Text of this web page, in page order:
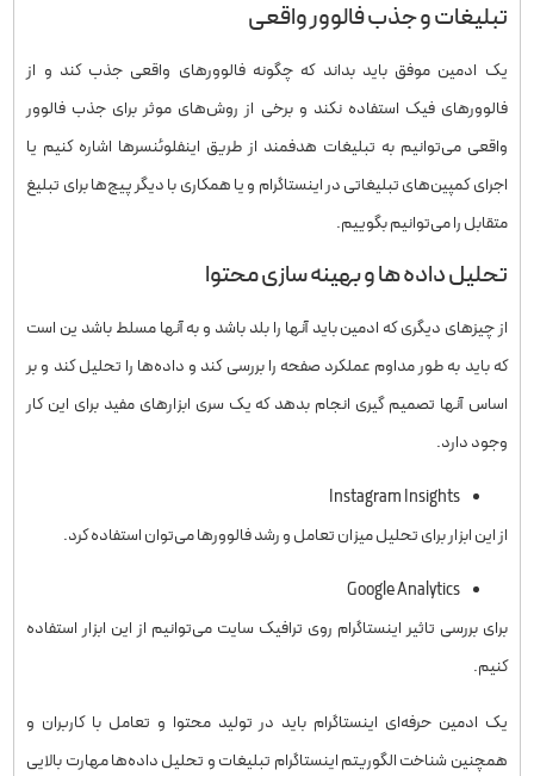
تبلیغات و جذب فالوور واقعی
یک ادمین موفق باید بداند که چگونه فالوورهای واقعی جذب کند و از
فالوورهای فیک استفاده نکند و برخی از روش‌های موثر برای جذب فالوور
واقعی می‌توانیم به تبلیغات هدفمند از طریق اینفلوئنسرها اشاره کنیم یا
اجرای کمپین‌های تبلیغاتی در اینستاگرام و یا همکاری با دیگر پیج‌ها برای تبلیغ
متقابل را می‌توانیم بگوییم.
تحلیل داده ها و بهینه سازی محتوا
از چیزهای دیگری که ادمین باید آنها را بلد باشد و به آنها مسلط باشد ین است
که باید به طور مداوم عملکرد صفحه را بررسی کند و داده‌ها را تحلیل کند و بر
اساس آنها تصمیم گیری انجام بدهد که یک سری ابزارهای مفید برای این کار
وجود دارد.
Instagram Insights
از این ابزار برای تحلیل میزان تعامل و رشد فالوورها می‌توان استفاده کرد.
Google Analytics
برای بررسی تاثیر اینستاگرام روی ترافیک سایت می‌توانیم از این ابزار استفاده
کنیم.
یک ادمین حرفه‌ای اینستاگرام باید در تولید محتوا و تعامل با کاربران و
همچنین شناخت الگوریتم اینستاگرام تبلیغات و تحلیل داده‌ها مهارت بالایی